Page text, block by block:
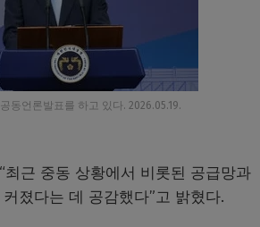
동언론발표를 하고 있다. 2026.05.19.
근 중동 상황에서 비롯된 공급망과
졌다는 데 공감했다”고 밝혔다.